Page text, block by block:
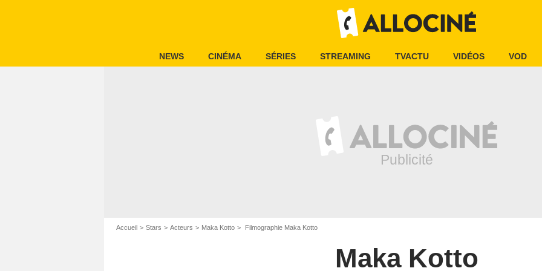
NEWS CINÉMA SÉRIES STREAMING TVACTU VIDÉOS VOD
Accueil Stars Acteurs Maka Kotto Filmographie Maka Kotto
Maka Kotto